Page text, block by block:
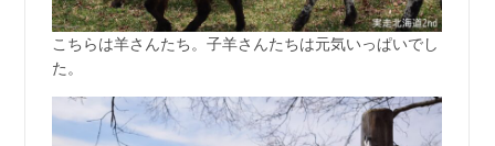
こちらは羊さんたち。子羊さんたちは元気いっぱいでし
た。